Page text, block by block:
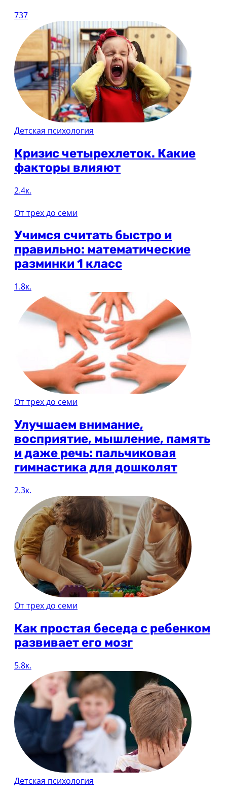
737
Детская психология
Кризис четырехлеток. Какие
факторы влияют
2.4к.
От трех до семи
Учимся считать быстро и
правильно: математические
разминки 1 класс
1.8к.
От трех до семи
Улучшаем внимание,
восприятие, мышление, память
и даже речь: пальчиковая
гимнастика для дошколят
2.3к.
От трех до семи
Как простая беседа с ребенком
развивает его мозг
5.8к.
Детская психология